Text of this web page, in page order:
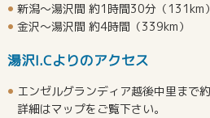
新潟～湯沢間 約1時間30分（131km）
金沢～湯沢間 約4時間（339km）
湯沢I.Cよりのアクセス
エンゼルグランディア越後中里まで
詳細はマップをご覧下さい。